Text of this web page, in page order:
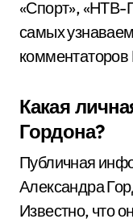
«Спорт», «НТВ-
самых
комментаторов
Какая
Гордона?
Публичная
Александра
Известно, что